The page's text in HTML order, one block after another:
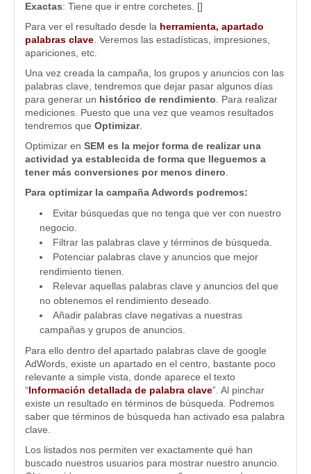
Exactas: Tiene que ir entre corchetes. []
Para ver el resultado desde la herramienta, apartado
palabras clave . Veremos las estadísticas, impresiones,
apariciones, etc.
Una vez creada la campaña, los grupos y anuncios con las
palabras clave, tendremos que dejar pasar algunos días
para generar un histórico de rendimiento . Para realizar
mediciones. Puesto que una vez que veamos resultados
tendremos que Optimizar.
Optimizar en SEM es la mejor forma de realizar una
actividad ya establecida de forma que lleguemos a
tener más conversiones por menos dinero
Para optimizar la campaña Adwords podremos:
Evitar búsquedas que no tenga que ver con nuestro
negocio.
Filtrar las palabras clave y términos de búsqueda.
Potenciar palabras clave y anuncios que mejor
rendimiento tienen.
Relevar aquellas palabras clave y anuncios del que
no obtenemos el rendimiento deseado.
Añadir palabras clave negativas a nuestras
campañas y grupos de anuncios.
Para ello dentro del apartado palabras clave de google
AdWords, existe un apartado en el centro, bastante poco
relevante a simple vista, donde aparece el texto
“Información detallada de palabra clave”. Al pinchar
existe un resultado en términos de búsqueda. Podremos
saber que términos de búsqueda han activado esa palabra
clave.
Los listados nos permiten ver exactamente qué han
buscado nuestros usuarios para mostrar nuestro anuncio.